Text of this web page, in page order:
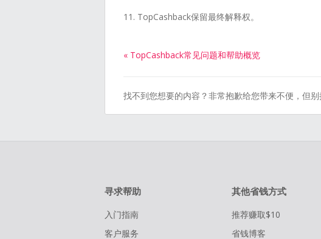
11. TopCashback保留最终解释权。
« TopCashback常见问题和帮助概览
找不到您想要的内容？非常抱歉给您带来不便，但
寻求帮助
入门指南
客户服务
其他省钱方式
推荐赚取$10
省钱博客